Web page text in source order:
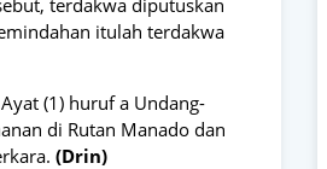
itulah terdakwa
(1) huruf a Undang-
di Rutan Manado dan
(Drin)